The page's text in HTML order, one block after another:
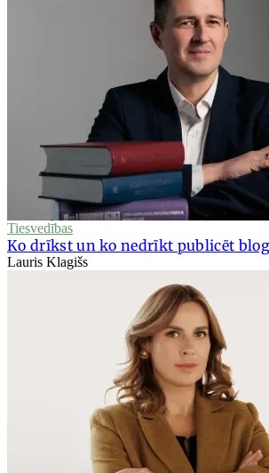
Tiesvedības
Ko drīkst un ko nedrīkt publicēt
Lauris Klagišs